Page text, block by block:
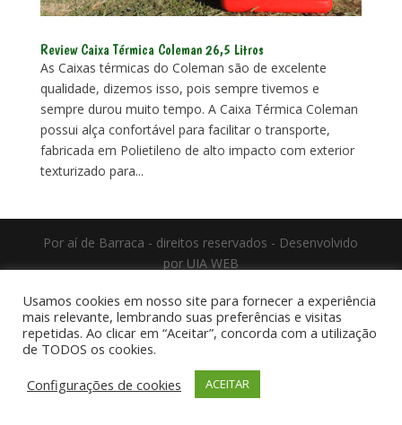
Review Caixa Térmica Coleman 26,5 Litros
As Caixas térmicas do Coleman são de excelente
qualidade, dizemos isso, pois sempre tivemos e
sempre durou muito tempo. A Caixa Térmica Coleman
possui alça confortável para facilitar o transporte,
fabricada em Polietileno de alto impacto com exterior
texturizado para...
Por aí de Barraca - direitos reservados - Desenvolvido
por UIA WEB
Usamos cookies em nosso site para fornecer a experiência
mais relevante, lembrando suas preferências e visitas
repetidas. Ao clicar em “Aceitar”, concorda com a utilização
de TODOS os cookies.
Configurações de cookies
ACEITAR